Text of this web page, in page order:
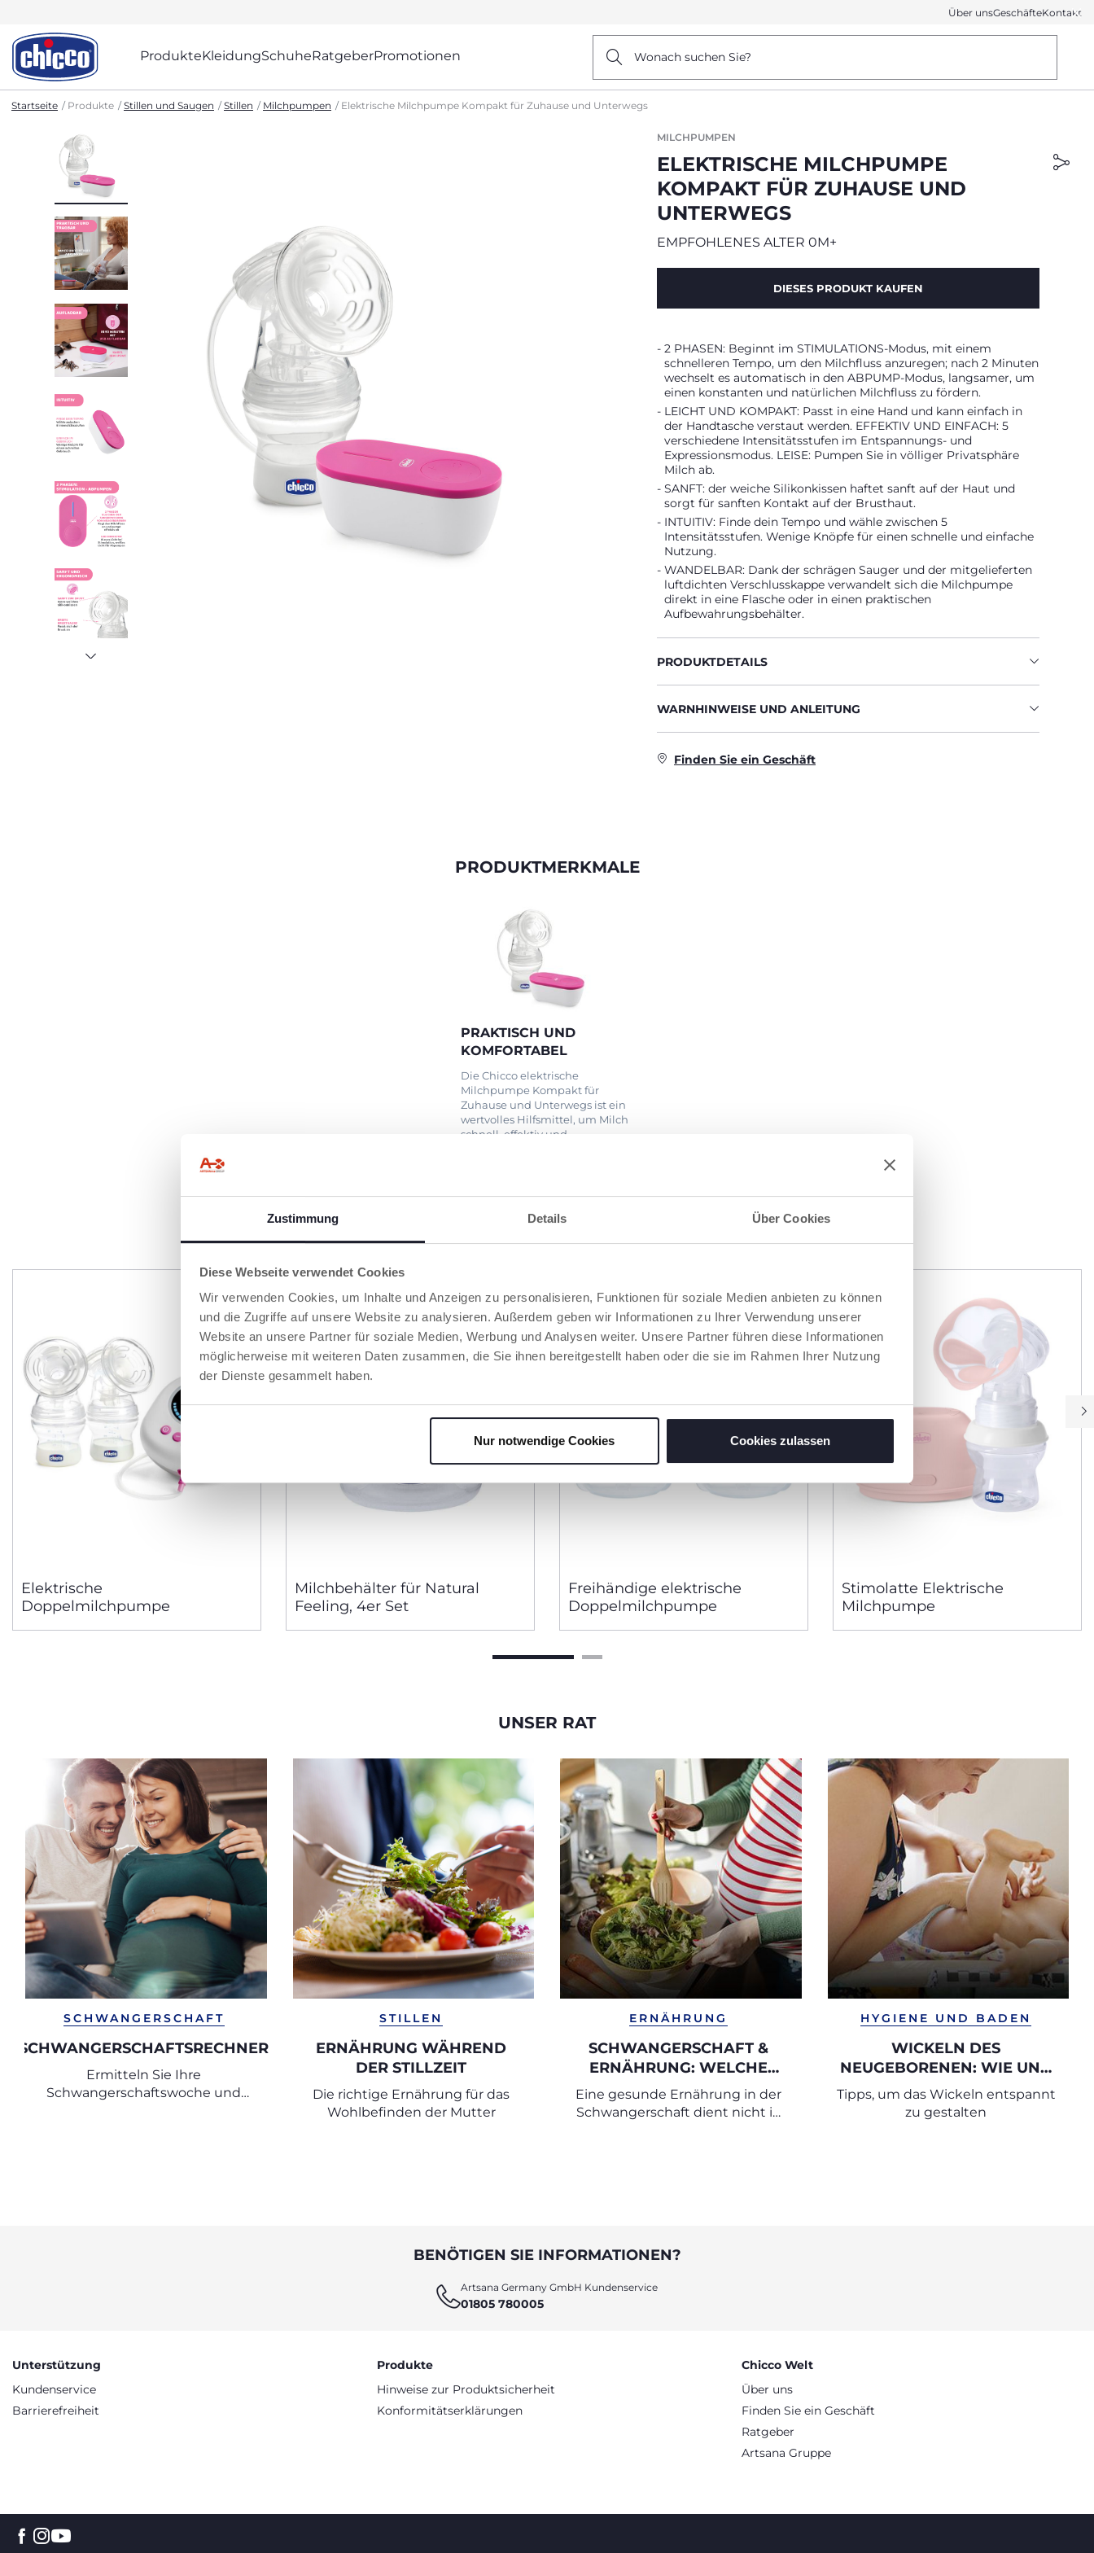
Zustimmung Details Über Cookies
Diese Webseite verwendet Cookies
Wir verwenden Cookies, um Inhalte und Anzeigen zu personalisieren, Funktionen für soziale Medien anbieten zu können
und die Zugriffe auf unsere Website zu analysieren. Außerdem geben wir Informationen zu Ihrer Verwendung unserer
Website an unsere Partner für soziale Medien, Werbung und Analysen weiter. Unsere Partner führen diese Informationen
möglicherweise mit weiteren Daten zusammen, die Sie ihnen bereitgestellt haben oder die sie im Rahmen Ihrer Nutzung
der Dienste gesammelt haben.
Nur notwendige Cookies Cookies zulassen
Über unsGeschäfteKontakt
ProdukteKleidungSchuheRatgeberPromotionen Wonach suchen Sie?
Startseite Produkte Stillen und Saugen Stillen Milchpumpen Elektrische Milchpumpe Kompakt für Zuhause und Unterwegs
MILCHPUMPEN
ELEKTRISCHE MILCHPUMPE
KOMPAKT FÜR ZUHAUSE UND
UNTERWEGS
EMPFOHLENES ALTER 0M+
DIESES PRODUKT KAUFEN
2 PHASEN: Beginnt im STIMULATIONS-Modus, mit einem
schnelleren Tempo, um den Milchfluss anzuregen; nach 2 Minuten
wechselt es automatisch in den ABPUMP-Modus, langsamer, um
einen konstanten und natürlichen Milchfluss zu fördern.
LEICHT UND KOMPAKT: Passt in eine Hand und kann einfach in
der Handtasche verstaut werden. EFFEKTIV UND EINFACH: 5
verschiedene Intensitätsstufen im Entspannungs- und
Expressionsmodus. LEISE: Pumpen Sie in völliger Privatsphäre
Milch ab.
SANFT: der weiche Silikonkissen haftet sanft auf der Haut und
sorgt für sanften Kontakt auf der Brusthaut.
INTUITIV: Finde dein Tempo und wähle zwischen 5
Intensitätsstufen. Wenige Knöpfe für einen schnelle und einfache
Nutzung.
WANDELBAR: Dank der schrägen Sauger und der mitgelieferten
luftdichten Verschlusskappe verwandelt sich die Milchpumpe
direkt in eine Flasche oder in einen praktischen
Aufbewahrungsbehälter.
PRODUKTDETAILS
WARNHINWEISE UND ANLEITUNG
Finden Sie ein Geschäft
PRODUKTMERKMALE
PRAKTISCH UND
KOMFORTABEL
Die Chicco elektrische
Milchpumpe Kompakt für
Zuhause und Unterwegs ist ein
wertvolles Hilfsmittel, um Milch
schnell, effektiv und
Elektrische
Doppelmilchpumpe
Milchbehälter für Natural
Feeling, 4er Set
Freihändige elektrische
Doppelmilchpumpe
Stimolatte Elektrische
Milchpumpe
UNSER RAT
SCHWANGERSCHAFT
SCHWANGERSCHAFTSRECHNER
Ermitteln Sie Ihre
Schwangerschaftswoche und
STILLEN
ERNÄHRUNG WÄHREND
DER STILLZEIT
Die richtige Ernährung für das
Wohlbefinden der Mutter
ERNÄHRUNG
SCHWANGERSCHAFT &
ERNÄHRUNG: WELCHE
LEBENSMITTEL SIND
EMPFEHLENSWERT UND
Eine gesunde Ernährung in der
Schwangerschaft dient nicht in
HYGIENE UND BADEN
WICKELN DES
NEUGEBORENEN: WIE UND
WANN SOLL MAN IHN
MACHEN?
Tipps, um das Wickeln entspannt
zu gestalten
BENÖTIGEN SIE INFORMATIONEN?
Artsana Germany GmbH Kundenservice
01805 780005
Unterstützung
Kundenservice
Barrierefreiheit
Produkte
Hinweise zur Produktsicherheit
Konformitätserklärungen
Chicco Welt
Über uns
Finden Sie ein Geschäft
Ratgeber
Artsana Gruppe